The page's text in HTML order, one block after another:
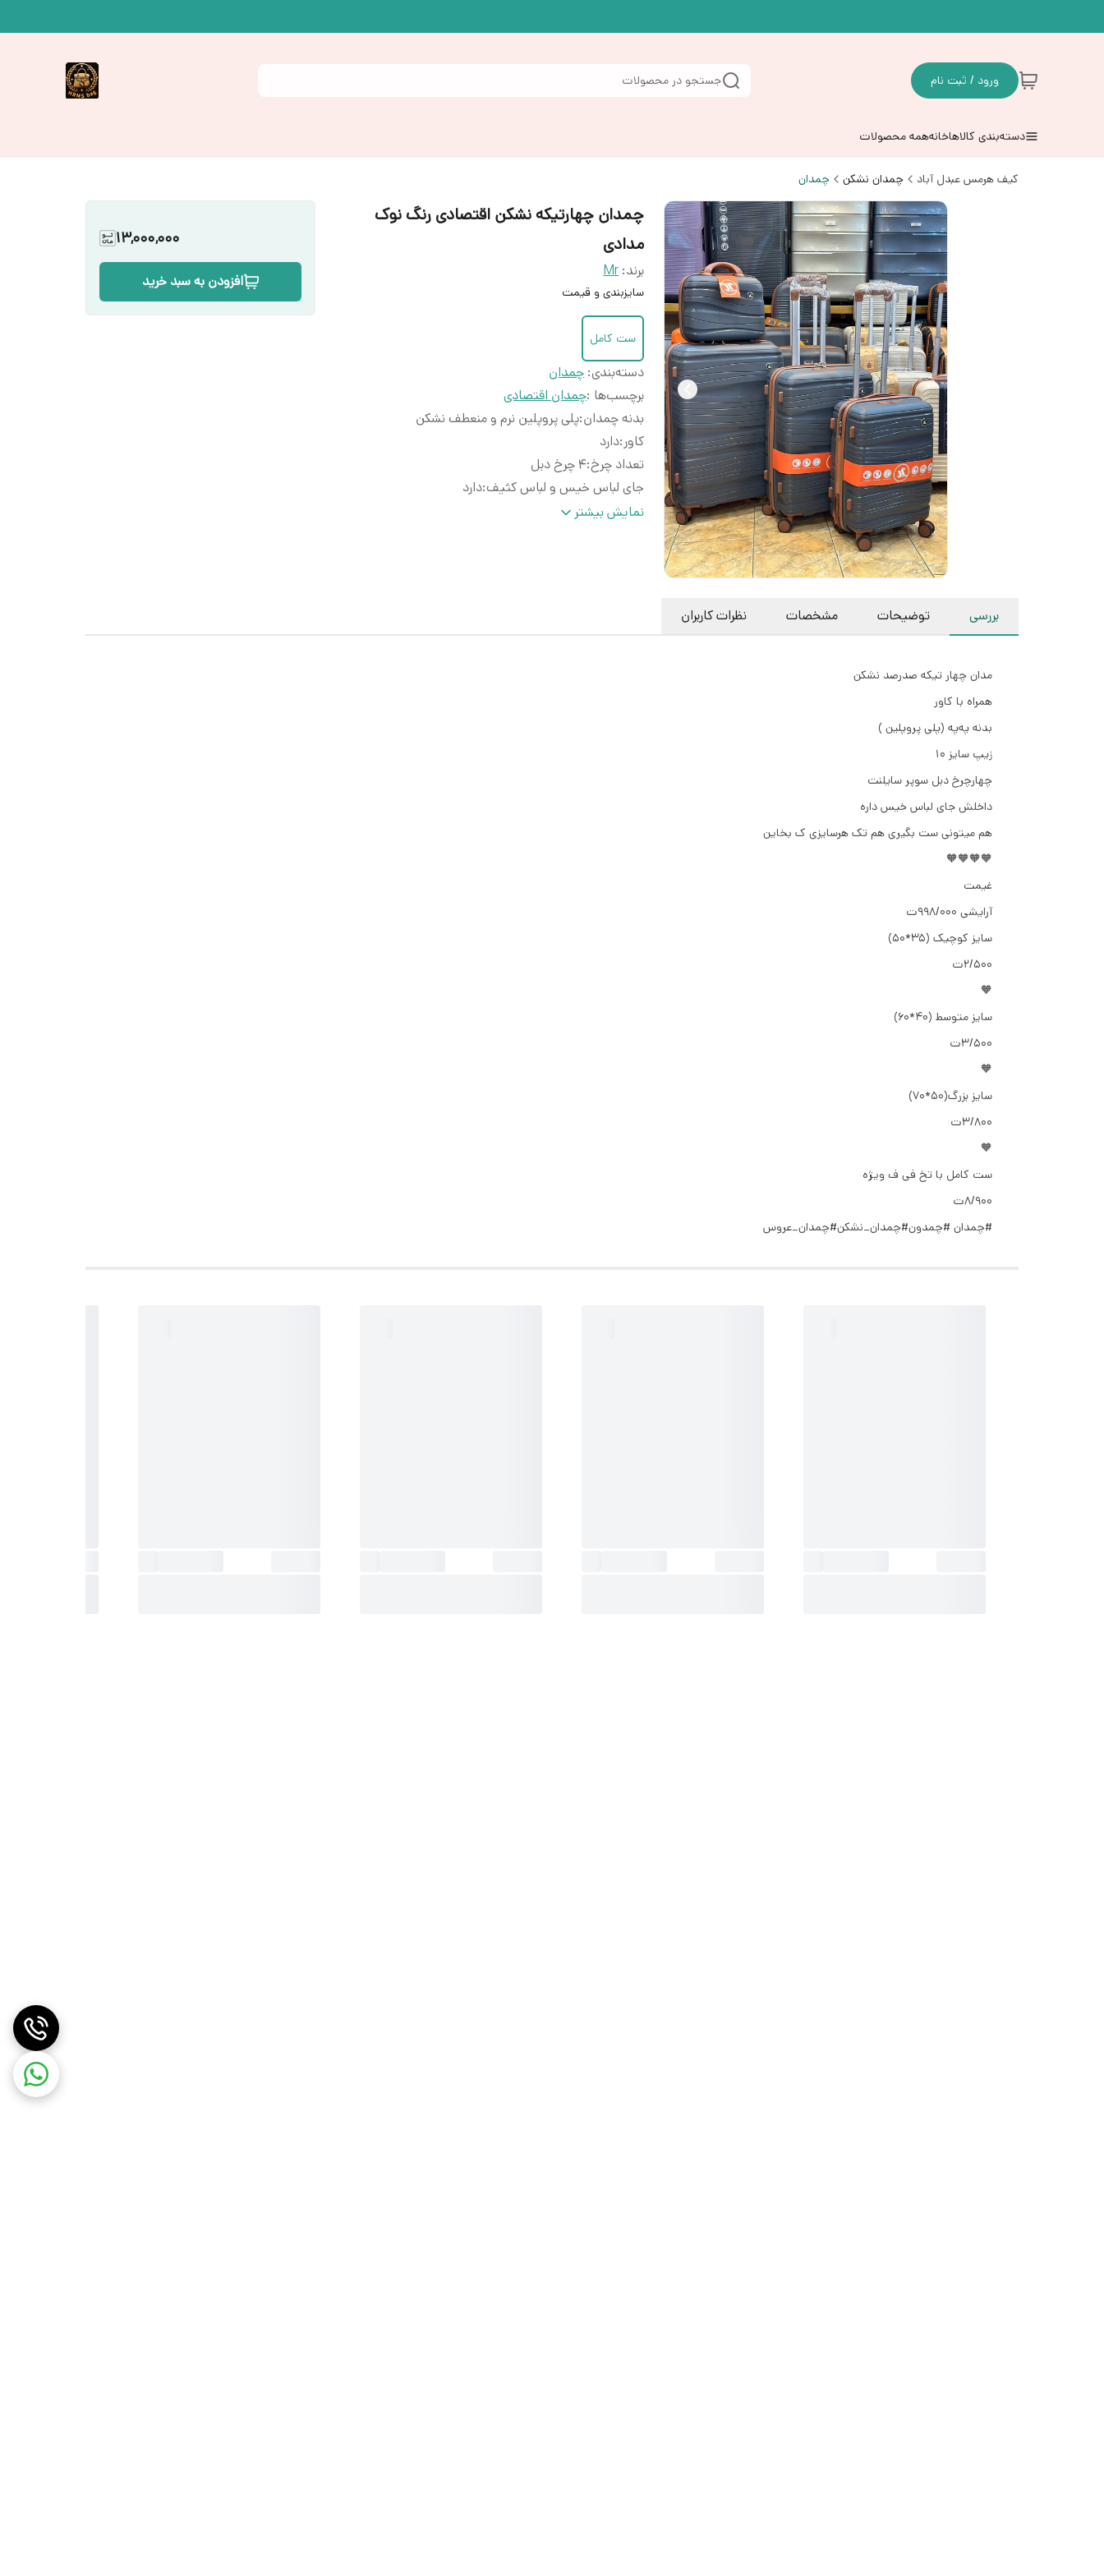
ورود / ثبت نام جستجو در محصولات
دسته‌بندی کالاهاخانههمه محصولات
کیف هرمس عبدل آباد چمدان نشکن چمدان
چمدان چهارتیکه نشکن اقتصادی رنگ نوک
مدادی
برند: Mr
سایزبندی و قیمت
ست کامل
دسته‌بندی:چمدان
برچسب‌ها :چمدان اقتصادی
بدنه چمدان:پلی پروپلین نرم و منعطف نشکن
کاور:دارد
تعداد چرخ:۴ چرخ دبل
جای لباس خیس و لباس کثیف:دارد
دسته تراولی:تلسکوپینمایش بیشتر
13,000,000
افزودن به سبد خرید
بررسی توضیحات مشخصات نظرات کاربران
مدان چهار تیکه صدرصد نشکن
همراه با کاور
بدنه په‌په (پلی پروپلین )
زیپ سایز ۱۰
چهارچرخ دبل سوپر سایلنت
داخلش جای لباس خیس داره
هم میتونی ست بگیری هم تک هرسایزی ک بخاین
🧡🧡🧡🧡
غیمت
آرایشی ۹۹۸/۰۰۰ت
سایز کوچیک (35*50)
۲/۵۰۰ت
🧡
سایز متوسط (40*60)
۳/۵۰۰ت
🧡
سایز بزرگ(50*70)
۳/۸۰۰ت
🧡
ست کامل با تخ فی ف ویژه
۸/۹۰۰ت
#چمدان #چمدون#چمدان_نشکن#چمدان_عروس